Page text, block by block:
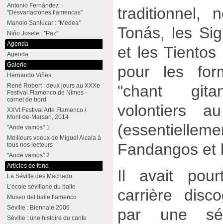
traditionnel,
Tonás, les
et les Tientos
pour les
"chant
volontiers
Fandangos et
Il avait
carrière
par une
Antonio Fernández :
"Desvariaciones flamencas"
Manolo Sanlúcar : "Medea"
Niño Josele : "Paz"
Agenda
Agenda
Galerie
Hernando Viñes
René Robert : deux jours au XXXe
Festival Flamenco de Nîmes -
carnet de bord
XXVI Festival Arte Flamenco /
Mont-de-Marsan, 2014
"Ande vamos" 1
Meilleurs voeux de Miguel Alcala à
tous nos lecteurs
"Ande vamos" 2
Articles de fond
La Séville des Machado
L’école sévillane du baile
Museo del baile flamenco
Séville : Biennale 2006
Séville : une histoire du cante